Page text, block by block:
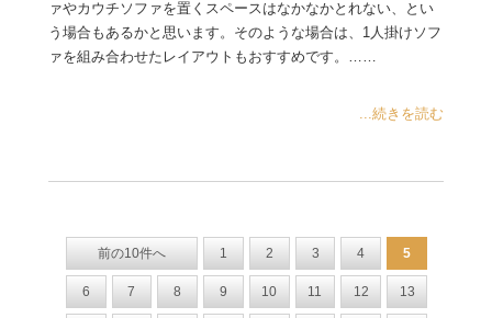
ァやカウチソファを置くスペースはなかなかとれない、とい
う場合もあるかと思います。そのような場合は、1人掛けソフ
ァを組み合わせたレイアウトもおすすめです。……
...続きを読む
前の10件へ 1 2 3 4 5
6 7 8 9 10 11 12 13